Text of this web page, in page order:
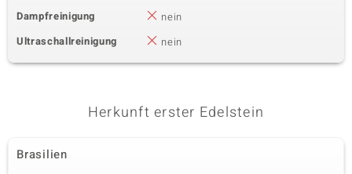
Dampfreinigung
nein
Ultraschallreinigung
nein
Herkunft erster Edelstein
Brasilien